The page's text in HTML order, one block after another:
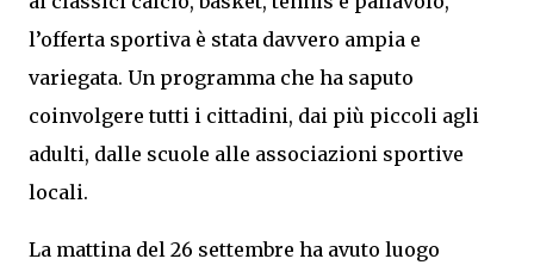
l’offerta sportiva è stata davvero ampia e
variegata. Un programma che ha saputo
coinvolgere tutti i cittadini, dai più piccoli agli
adulti, dalle scuole alle associazioni sportive
locali.
La mattina del 26 settembre ha avuto luogo